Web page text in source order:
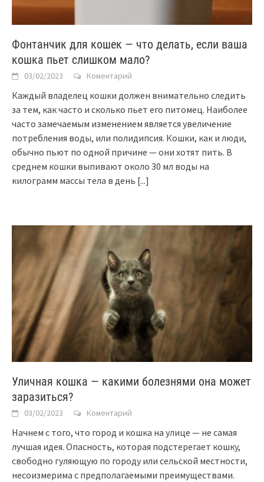
Фонтанчик для кошек — что делать, если ваша
кошка пьет слишком мало?
03/02/2023 Коментарий
Каждый владелец кошки должен внимательно следить
за тем, как часто и сколько пьет его питомец. Наиболее
часто замечаемым изменением является увеличение
потребления воды, или полидипсия. Кошки, как и люди,
обычно пьют по одной причине — они хотят пить. В
среднем кошки выпивают около 30 мл воды на
килограмм массы тела в день [...]
Уличная кошка — какими болезнями она может
заразиться?
03/02/2023 Коментарий
Начнем с того, что город и кошка на улице — не самая
лучшая идея. Опасность, которая подстерегает кошку,
свободно гуляющую по городу или сельской местности,
несоизмерима с предполагаемыми преимуществами.